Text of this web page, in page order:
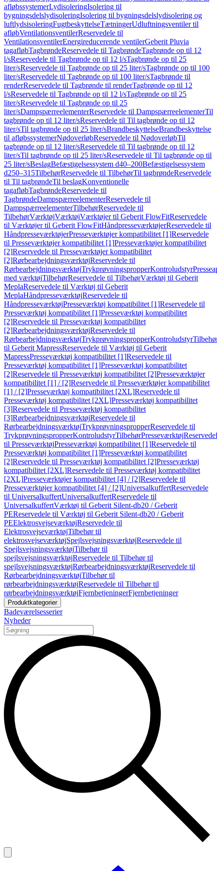
afløbssystemerLydisoleringIsolering til
bygningsdelslydisoleringIsolering til bygningsdelslydisolering og
luftlydsisoleringFugtbeskyttelseTætningerUdluftningsventiler til
afløbVentilationsventilerReservedele til
VentilationsventilerEnergireducerende ventilerGeberit Pluvia
tagafløbTagbrøndeReservedele til TagbrøndeTagbrønde op til 12
l/sReservedele til Tagbrønde op til 12 l/sTagbrønde op til 25
liter/sReservedele til Tagbrønde op til 25 liter/sTagbrønde op til 100
liter/sReservedele til Tagbrønde op til 100 liter/sTagbrønde til
renderReservedele til Tagbrønde til renderTagbrønde op til 12
l/sReservedele til Tagbrønde op til 12 l/sTagbrønde op til 25
liter/sReservedele til Tagbrønde op til 25
liter/sDampspærreelementerReservedele til DampspærreelementerTil
tagbrønde op til 12 liter/sReservedele til Til tagbrønde op til 12
liter/sTil tagbrønde op til 25 liter/sBrandbeskyttelseBrandbeskyttelse
til afløbssystemerNødoverløbReservedele til NødoverløbTil
tagbrønde op til 12 liter/sReservedele til Til tagbrønde op til 12
liter/sTil tagbrønde op til 25 liter/sReservedele til Til tagbrønde op til
25 liter/sBeslagBefæstigelsessystem d40–200Befæstigelsessystem
d250–315TilbehørReservedele til TilbehørTil tagbrøndeReservedele
til Til tagbrøndeTil beslagKonventionelle
tagafløbTagbrøndeReservedele til
TagbrøndeDampspærreelementerReservedele til
DampspærreelementerTilbehørReservedele til
TilbehørVærktøjVærktøjVærktøjer til Geberit FlowFitReservedele
til Værktøjer til Geberit FlowFitHåndpresseværktøjerReservedele til
HåndpresseværktøjerPresseværktøjer kompatibilitet [1]Reservedele
til Presseværktøjer kompatibilitet [1]Presseværktøjer kompatibilitet
[2]Reservedele til Presseværktøjer kompatibilitet
[2]RørbearbejdningsværktøjReservedele til
RørbearbejdningsværktøjTrykprøvningspropperKontroludstyr
med værktøjTilbehørReservedele til TilbehørVærktøj til Geberit
MeplaReservedele til Værktøj til Geberit
MeplaHåndpresseværktøjReservedele til
HåndpresseværktøjPresseværktøj kompatibilitet [1]Reservedele til
Presseværktøj kompatibilitet [1]Presseværktøj kompatibilitet
[2]Reservedele til Presseværktøj kompatibilitet
[2]RørbearbejdningsværktøjReservedele til
RørbearbejdningsværktøjTrykprøvningspropperKontroludstyr
til Geberit MapressReservedele til Værktøj til Geberit
MapressPresseværktøj kompatibilitet [1]Reservedele til
Presseværktøj kompatibilitet [1]Presseværktøj kompatibilitet
[2]Reservedele til Presseværktøj kompatibilitet [2]Presseværktøjer
kompatibilitet [1] / [2]Reservedele til Presseværktøjer kompatibilitet
[1] / [2]Presseværktøj kompatibilitet [2XL]Reservedele til
Presseværktøj kompatibilitet [2XL]Presseværktøj kompatibilitet
[3]Reservedele til Presseværktøj kompatibilitet
[3]RørbearbejdningsværktøjReservedele til
RørbearbejdningsværktøjTrykprøvningspropperReservedele til
TrykprøvningspropperKontroludstyrTilbehørPresseværktøj
til PresseværktøjPresseværktøj kompatibilitet [1]Reservedele til
Presseværktøj kompatibilitet [1]Presseværktøj kompatibilitet
[2]Reservedele til Presseværktøj kompatibilitet [2]Presseværktøj
kompatibilitet [2XL]Reservedele til Presseværktøj kompatibilitet
[2XL]Presseværktøjer kompatibilitet [4] / [2]Reservedele til
Presseværktøjer kompatibilitet [4] / [2]UniversalkuffertReservedele
til UniversalkuffertUniversalkuffertReservedele til
UniversalkuffertVærktøj til Geberit Silent-db20 / Geberit
PEReservedele til Værktøj til Geberit Silent-db20 / Geberit
PEElektrosvejseværktøjReservedele til
ElektrosvejseværktøjTilbehør til
elektrosvejseværktøjSpejlsvejsningsværktøjReservedele til
SpejlsvejsningsværktøjTilbehør til
spejlsvejsningsværktøjReservedele til Tilbehør til
spejlsvejsningsværktøjRørbearbejdningsværktøjReservedele til
RørbearbejdningsværktøjTilbehør til
rørbearbejdningsværktøjReservedele til Tilbehør til
rørbearbejdningsværktøjFjernbetjeningerFjernbetjeninger
Produktkategorier
Badeværelsesserier
Nyheder